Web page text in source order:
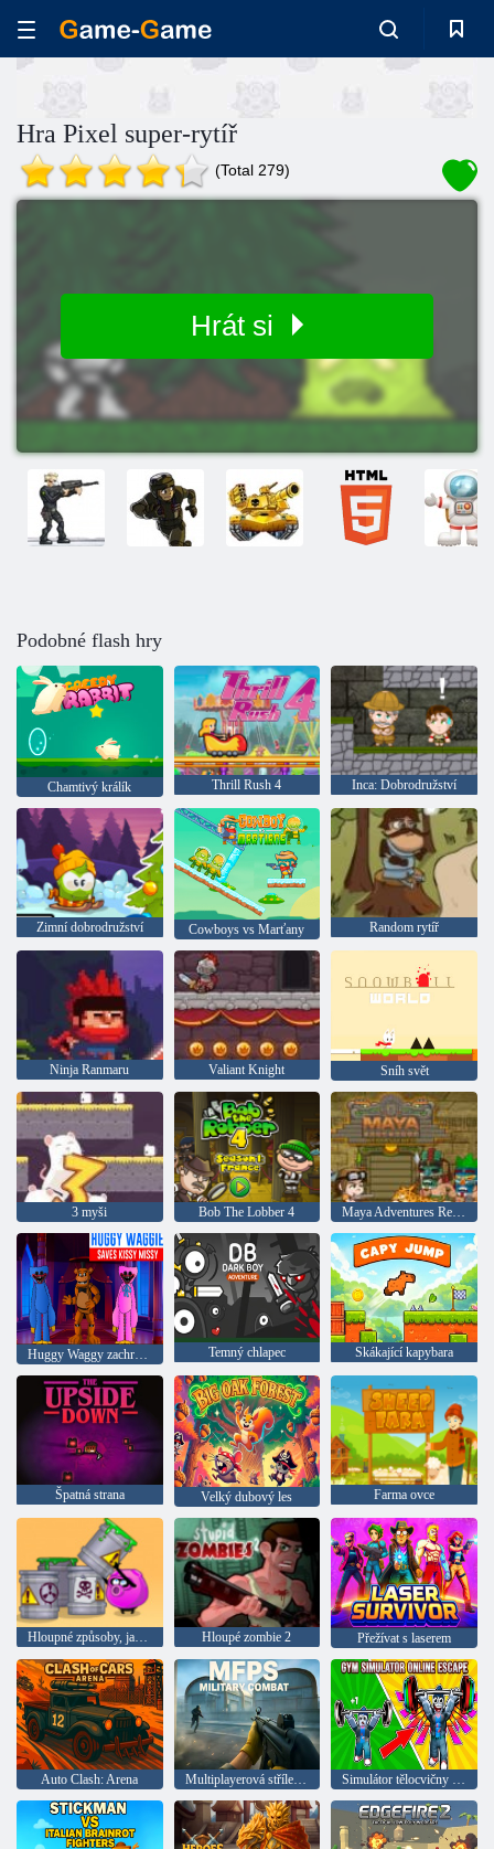
Hra Pixel super-rytíř
(Total 279)
Hrát si
Podobné flash hry
Chamtivý králík Thrill Rush 4 Inca: Dobrodružství
Zimní dobrodružství Cowboys vs Marťany Random rytíř
Ninja Ranmaru Valiant Knight Sníh svět
3 myši Bob The Lobber 4 Maya Adventures Remastering
Temný chlapec Skákající kapybara
Špatná strana Velký dubový les Farma ovce
Hloupné způsoby, jak zemřít 2 Hloupé zombie 2 Přežívat s laserem
Auto Clash: Arena Multiplayerová střílečka z pohledu první osoby Vojenský boj Simulátor tělocvičny online útěk